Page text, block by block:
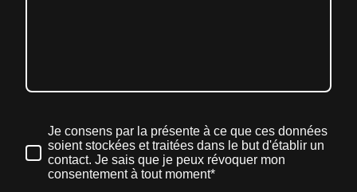
Je consens par la présente à ce que ces données
soient stockées et traitées dans le but d'établir un
contact. Je sais que je peux révoquer mon
consentement à tout moment*